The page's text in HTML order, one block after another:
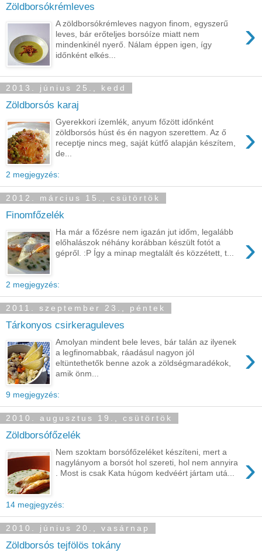
Zöldborsókrémleves
›
A zöldborsókrémleves nagyon finom, egyszerű
leves, bár erőteljes borsóíze miatt nem
mindenkinél nyerő. Nálam éppen igen, így
időnként elkés...
2013. június 25., kedd
Zöldborsós karaj
›
Gyerekkori ízemlék, anyum főzött időnként
zöldborsós húst és én nagyon szerettem. Az ő
receptje nincs meg, saját kútfő alapján készítem,
de...
2 megjegyzés:
2012. március 15., csütörtök
Finomfőzelék
›
Ha már a főzésre nem igazán jut időm, legalább
előhalászok néhány korábban készült fotót a
gépről. :P Így a minap megtalált és közzétett, t...
2 megjegyzés:
2011. szeptember 23., péntek
Tárkonyos csirkeraguleves
›
Amolyan mindent bele leves, bár talán az ilyenek
a legfinomabbak, ráadásul nagyon jól
eltüntethetők benne azok a zöldségmaradékok,
amik önm...
9 megjegyzés:
2010. augusztus 19., csütörtök
Zöldborsófőzelék
›
Nem szoktam borsófőzeléket készíteni, mert a
nagylányom a borsót hol szereti, hol nem annyira
. Most is csak Kata húgom kedvéért jártam utá...
14 megjegyzés:
2010. június 20., vasárnap
Zöldborsós tejfölös tokány